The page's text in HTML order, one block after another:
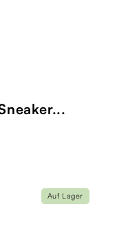
Auf Lager